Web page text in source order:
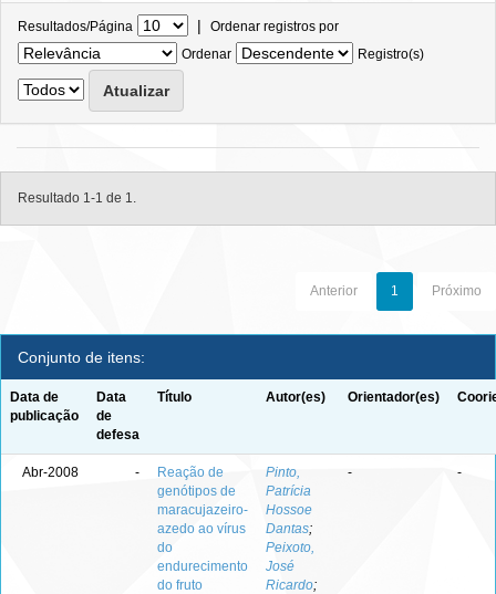
Resultados/Página | Ordenar registros por
Ordenar
Registro(s)
Resultado 1-1 de 1.
Anterior 1 Próximo
Conjunto de itens:
Data de
publicação
Data
de
defesa
Título Autor(es) Orientador(es)
Abr-2008 -
Reação de
genótipos de
maracujazeiro-
azedo ao vírus
do
endurecimento
do fruto
Pinto,
Patrícia
Hossoe
Dantas;
Peixoto,
José
Ricardo;
- -